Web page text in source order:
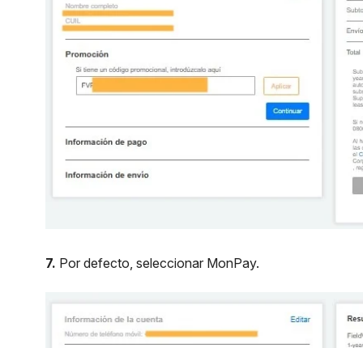
7. Por defecto, seleccionar MonPay.